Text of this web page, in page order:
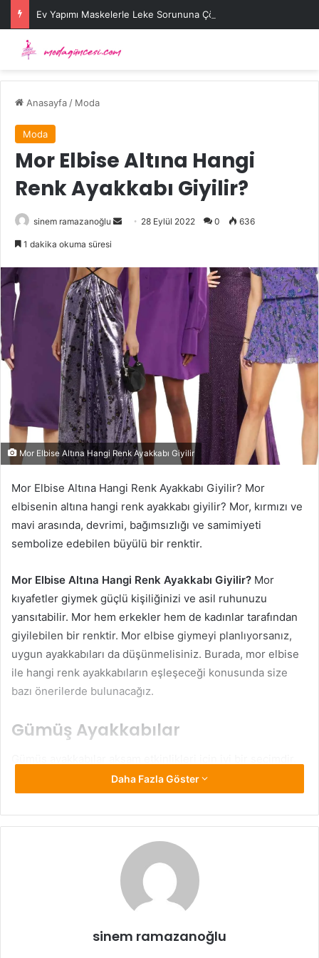
Ev Yapımı Maskelerle Leke Sorununa Çözüm Önerileri
Anasayfa / Moda
Moda
Mor Elbise Altına Hangi
Renk Ayakkabı Giyilir?
sinem ramazanoğlu
Bir
göndermek
28 Eylül 2022 0 636
1 dakika okuma süresi
Mor Elbise Altına Hangi Renk Ayakkabı Giyilir
Mor Elbise Altına Hangi Renk Ayakkabı Giyilir? Mor
elbisenin altına hangi renk ayakkabı giyilir? Mor, kırmızı ve
mavi arasında, devrimi, bağımsızlığı ve samimiyeti
sembolize edebilen büyülü bir renktir.
Mor Elbise Altına Hangi Renk Ayakkabı Giyilir? Mor
kıyafetler giymek güçlü kişiliğinizi ve asil ruhunuzu
yansıtabilir. Mor hem erkekler hem de kadınlar tarafından
giyilebilen bir renktir. Mor elbise giymeyi planlıyorsanız,
uygun ayakkabıları da düşünmelisiniz. Burada, mor elbise
ile hangi renk ayakkabıların eşleşeceği konusunda size
bazı önerilerde bulunacağız.
Gümüş Ayakkabılar
Gümüş rengi çoğu cilt tonunda hoş durur ve kıyafetinize
şık bir dokunuş katabilir. Gümüş ayakkabılar özellikle
düğünler ve iş partileri gibi etkinliklerde giyeceğiniz mor
Bej Ayakkabılar
Bej en iyi nötr renkler arasında yer alır. Çeşitli kıyafet ve
bir elbiseyi çok gösterişli göstermeden giymek isteyen
Daha Fazla Göster
sinem ramazanoğlu